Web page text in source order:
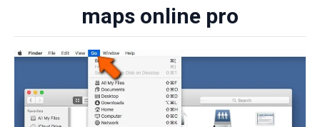
maps online pro